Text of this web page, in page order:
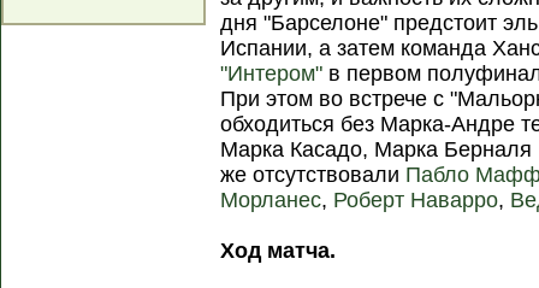
дня "Барселоне" предстоит
Испании, а затем команда
"Интером" в первом
При этом во встрече с
обходиться без Марка-Андре
Марка Касадо, Марка Берналя
же отсутствовали Пабло
Морланес, Роберт Наварро,
Ход матча.